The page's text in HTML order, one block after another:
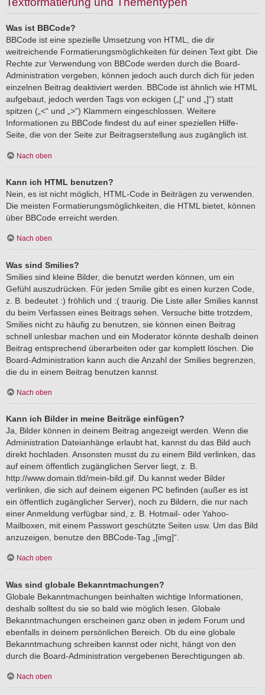
Was ist BBCode?
BBCode ist eine spezielle Umsetzung von HTML, die dir
weitreichende Formatierungsmöglichkeiten für deinen Text gibt. Die
Rechte zur Verwendung von BBCode werden durch die Board-
Administration vergeben, können jedoch auch durch dich für jeden
einzelnen Beitrag deaktiviert werden. BBCode ist ähnlich wie HTML
aufgebaut, jedoch werden Tags von eckigen („[“ und „]“) statt
spitzen („<“ und „>“) Klammern eingeschlossen. Weitere
Informationen zu BBCode findest du auf einer speziellen Hilfe-
Seite, die von der Seite zur Beitragserstellung aus zugänglich ist.
Nach oben
Kann ich HTML benutzen?
Nein, es ist nicht möglich, HTML-Code in Beiträgen zu verwenden.
Die meisten Formatierungsmöglichkeiten, die HTML bietet, können
über BBCode erreicht werden.
Nach oben
Was sind Smilies?
Smilies sind kleine Bilder, die benutzt werden können, um ein
Gefühl auszudrücken. Für jeden Smilie gibt es einen kurzen Code,
z. B. bedeutet :) fröhlich und :( traurig. Die Liste aller Smilies kannst
du beim Verfassen eines Beitrags sehen. Versuche bitte trotzdem,
Smilies nicht zu häufig zu benutzen, sie können einen Beitrag
schnell unlesbar machen und ein Moderator könnte deshalb deinen
Beitrag entsprechend überarbeiten oder gar komplett löschen. Die
Board-Administration kann auch die Anzahl der Smilies begrenzen,
die du in einem Beitrag benutzen kannst.
Nach oben
Kann ich Bilder in meine Beiträge einfügen?
Ja, Bilder können in deinem Beitrag angezeigt werden. Wenn die
Administration Dateianhänge erlaubt hat, kannst du das Bild auch
direkt hochladen. Ansonsten musst du zu einem Bild verlinken, das
auf einem öffentlich zugänglichen Server liegt, z. B.
http://www.domain.tld/mein-bild.gif. Du kannst weder Bilder
verlinken, die sich auf deinem eigenen PC befinden (außer es ist
ein öffentlich zugänglicher Server), noch zu Bildern, die nur nach
einer Anmeldung verfügbar sind, z. B. Hotmail- oder Yahoo-
Mailboxen, mit einem Passwort geschützte Seiten usw. Um das Bild
anzuzeigen, benutze den BBCode-Tag „[img]“.
Nach oben
Was sind globale Bekanntmachungen?
Globale Bekanntmachungen beinhalten wichtige Informationen,
deshalb solltest du sie so bald wie möglich lesen. Globale
Bekanntmachungen erscheinen ganz oben in jedem Forum und
ebenfalls in deinem persönlichen Bereich. Ob du eine globale
Bekanntmachung schreiben kannst oder nicht, hängt von den
durch die Board-Administration vergebenen Berechtigungen ab.
Nach oben